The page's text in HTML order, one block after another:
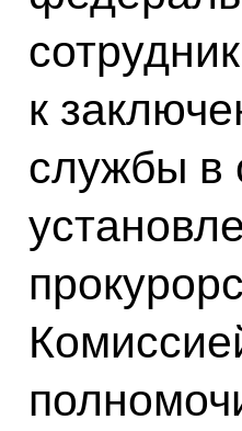
к
службы в